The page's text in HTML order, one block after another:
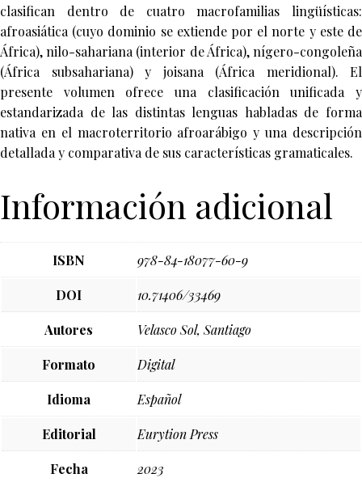
clasifican dentro de cuatro macrofamilias lingüísticas:
afroasiática (cuyo dominio se extiende por el norte y este de
África), nilo-sahariana (interior de África), nígero-congoleña
(África subsahariana) y joisana (África meridional). El
presente volumen ofrece una clasificación unificada y
estandarizada de las distintas lenguas habladas de forma
nativa en el macroterritorio afroarábigo y una descripción
detallada y comparativa de sus características gramaticales.
Información adicional
ISBN 978-84-18077-60-9
DOI 10.71406/33469
Autores Velasco Sol, Santiago
Formato Digital
Idioma Español
Editorial Eurytion Press
Fecha 2023